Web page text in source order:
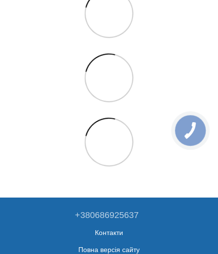
+380686925637
Контакти
Повна версія сайту